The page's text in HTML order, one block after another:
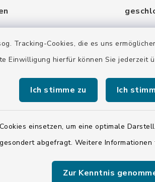
Tracking-Cookies, die es uns
Einwilligung hierfür können Sie jederzeit
Ich stimme zu Ich
einsetzen, um eine optimale
abgefragt. Weitere Informationen
Zur Kenntnis
Uhr
Uhr
9.00-
10.00-